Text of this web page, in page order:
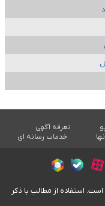
تعرفه آگهی
خدمات رسانه ای
استفاده از مطالب با ذکر